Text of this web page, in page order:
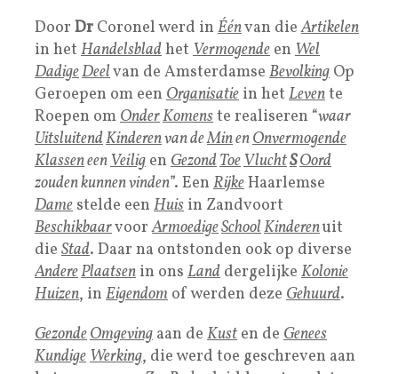
Door Dr Coronel werd in Éénvan dieArtikelen
in het Handelsbladhet Vermogende en Wel
DadigeDeelvan de Amsterdamse Bevolking Op
Geroepen om een Organisatie in het Levente
Roepen omOnderKomenste realiseren “waar
UitsluitendKinderenvan deMinenOnvermogende
KlasseneenVeilig en GezondToeVluchtSOord
zouden kunnen vinden”. Een RijkeHaarlemse
Dame stelde een Huis in Zandvoort
BeschikbaarvoorArmoedigeSchoolKinderenuit
die Stad. Daar na ontstonden ook op diverse
AnderePlaatsen in ons Land dergelijke Kolonie
Huizen, in Eigendom of werden deze Gehuurd.
GezondeOmgeving aan de Kust en de Genees
KundigeWerking, die werd toe geschreven aan